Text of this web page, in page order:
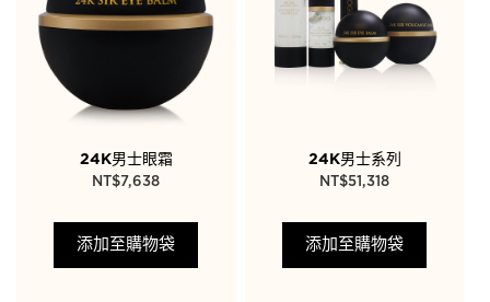
24K男士眼霜
NT$7,638
添加至購物袋
24K男士系列
NT$51,318
添加至購物袋